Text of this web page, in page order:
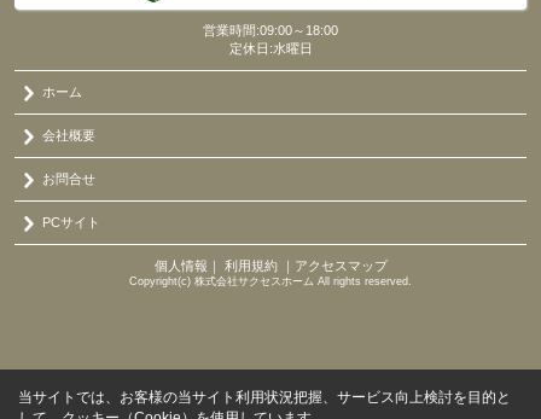
営業時間:09:00～18:00
定休日:水曜日
ホーム
会社概要
お問合せ
PCサイト
個人情報 ｜ 利用規約｜ アクセスマップ
Copyright(c) 株式会社サクセスホーム All rights reserved.
当サイトでは、お客様の当サイト利用状況把握、サービス向上検討を目的と